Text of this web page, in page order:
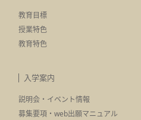
教育目標
授業特色
教育特色
入学案内
説明会・イベント情報
募集要項・ web出願マニュアル